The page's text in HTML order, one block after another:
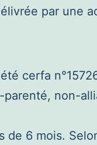
par une
cerfa
parenté, non-
de 6 mois.